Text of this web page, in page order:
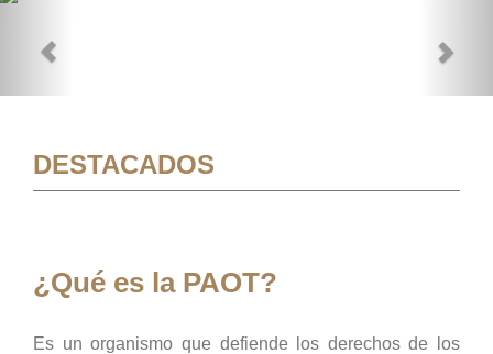
DESTACADOS
¿Qué es la PAOT?
Es un organismo que defiende los derechos de los